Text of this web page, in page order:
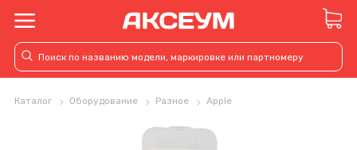
Каталог Оборудование Разное Apple